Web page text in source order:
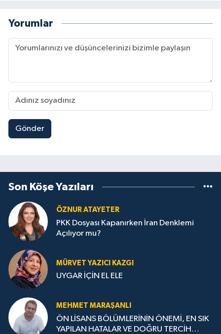
Yorumlar
Gönder
Son Köşe Yazıları
ÖZNUR ATAYETER
PKK Dosyası Kapanırken İran Denklemi
Açılıyor mu?
MÜRVET YAZICI KAZGI
UYGAR İÇİN EL ELE
MEHMET MARAŞANLI
ÖN LİSANS BÖLÜMLERİNİN ÖNEMİ, EN SIK
YAPILAN HATALAR VE DOĞRU TERCİH